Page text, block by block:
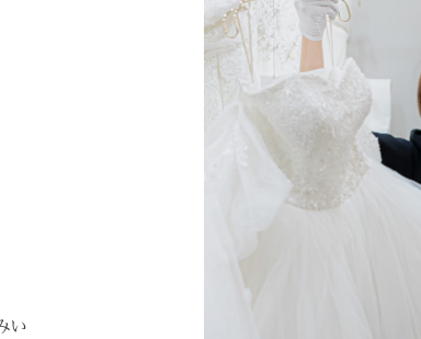
い